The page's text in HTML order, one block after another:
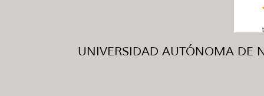
UNIVERSIDAD AUTÓNOMA DE